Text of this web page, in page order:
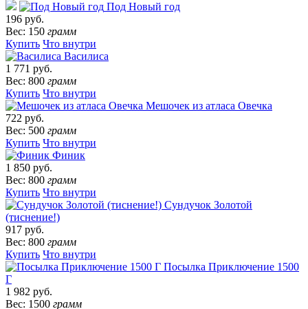
Под Новый год
196 руб.
Вес: 150 грамм
Купить Что внутри
Василиса
1 771 руб.
Вес: 800 грамм
Купить Что внутри
Мешочек из атласа Овечка
722 руб.
Вес: 500 грамм
Купить Что внутри
Финик
1 850 руб.
Вес: 800 грамм
Купить Что внутри
Сундучок Золотой
(тиснение!)
917 руб.
Вес: 800 грамм
Купить Что внутри
Посылка Приключение 1500
Г
1 982 руб.
Вес: 1500 грамм